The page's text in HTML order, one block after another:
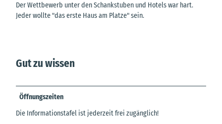
Der Wettbewerb unter den Schankstuben und Hotels war hart.
Jeder wollte "das erste Haus am Platze" sein.
Gut zu wissen
Öffnungszeiten
Die Informationstafel ist jederzeit frei zugänglich!